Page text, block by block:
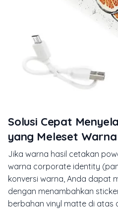
Solusi Cepat
yang Meleset Warna
Jika warna hasil cetakan
warna corporate identity
konversi warna, Anda dapat
dengan menambahkan
berbahan vinyl matte di atas